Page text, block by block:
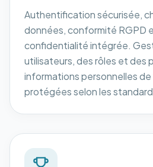
Authentification sécurisée,
données, conformité RGPD
confidentialité intégrée.
utilisateurs, des rôles et des
informations personnelles
protégées selon les